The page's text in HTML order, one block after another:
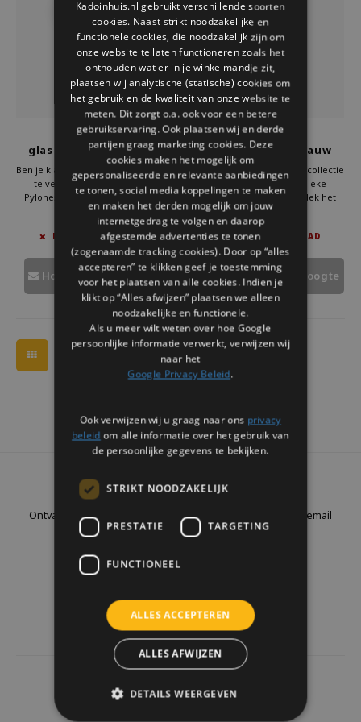
Welke Zwitscherbox past bij jou?
Zwitscherbox als cadeau
Wanddecoratie
Storytiles
Tassen
Pylones
glas ring donkerblauw
medium duo
Ben je klaar om je sieradencollectie
te verrijken met een unieke
Pylones glazen ring? Ontdek het
volledige assortiment en kies het
ontwerp dat het beste bij jou past.
Met Pylones kies je voor kwaliteit,
originaliteit en een vleugje Franse
flair.
€29,95
NIET OP VOORRAAD
Houd mij op de hoogte
Pylones
glas ring donkerblauw
duo mini
Ben je klaar om je sieradencollectie
te verrijken met een unieke
Pylones glazen ring? Ontdek het
volledige assortiment en kies het
ontwerp dat het beste bij jou past.
Met Pylones kies je voor kwaliteit,
originaliteit en een vleugje Franse
flair.
€24,95
NIET OP VOORRAAD
Houd mij op de hoogte
Nieuwsbrief
Ontvang de laatste updates, nieuws en aanbiedingen via email
4441reviews
ENGLISH
Kadoinhuis.nl gebruikt verschillende soorten
cookies. Naast strikt noodzakelijke en
functionele cookies, die noodzakelijk zijn om
onze website te laten functioneren zoals het
onthouden wat er in je winkelmandje zit,
plaatsen wij analytische (statische) cookies om
het gebruik en de kwaliteit van onze website te
meten. Dit zorgt o.a. ook voor een betere
gebruikservaring. Ook plaatsen wij en derde
partijen graag marketing cookies. Deze
cookies maken het mogelijk om
gepersonaliseerde en relevante aanbiedingen
te tonen, social media koppelingen te maken
en maken het derden mogelijk om jouw
internetgedrag te volgen en daarop
afgestemde advertenties te tonen
(zogenaamde tracking cookies). Door op “alles
accepteren” te klikken geef je toestemming
voor het plaatsen van alle cookies. Indien je
klikt op “Alles afwijzen” plaatsen we alleen
noodzakelijke en functionele.
Als u meer wilt weten over hoe Google
persoonlijke informatie verwerkt, verwijzen wij
naar het
Google Privacy Beleid.
Ook verwijzen wij u graag naar ons privacy
beleid om alle informatie over het gebruik van
de persoonlijke gegevens te bekijken.
STRIKT NOODZAKELIJK
PRESTATIE TARGETING
FUNCTIONEEL
ALLES ACCEPTEREN
ALLES AFWIJZEN
DETAILS WEERGEVEN